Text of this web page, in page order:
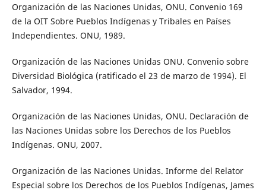
Organización de las Naciones Unidas, ONU. Convenio 169
de la OIT Sobre Pueblos Indígenas y Tribales en Países
Independientes. ONU, 1989.
Organización de las Naciones Unidas ONU. Convenio sobre
Diversidad Biológica (ratificado el 23 de marzo de 1994). El
Salvador, 1994.
Organización de las Naciones Unidas, ONU. Declaración de
las Naciones Unidas sobre los Derechos de los Pueblos
Indígenas. ONU, 2007.
Organización de las Naciones Unidas. Informe del Relator
Especial sobre los Derechos de los Pueblos Indígenas, James